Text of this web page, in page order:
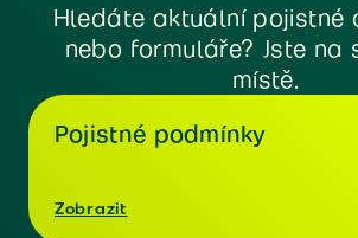
Hledáte aktuální pojistné
nebo formuláře? Jste na
místě.
Pojistné podmínky
Zobrazit